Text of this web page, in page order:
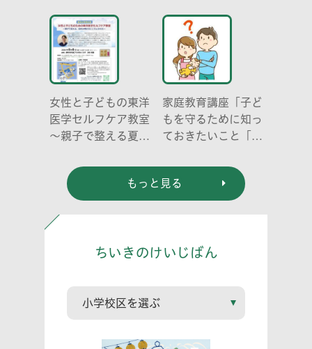
女性と子どもの東洋
医学セルフケア教室
～親子で整える夏休
らだ～
家庭教育講座「子ど
もを守るために知っ
ておきたいこと「プ
どう伝える? (幼児
編)」
もっと見る
ちいきのけいじばん